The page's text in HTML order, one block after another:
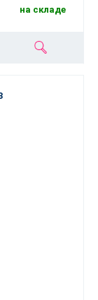
на складе